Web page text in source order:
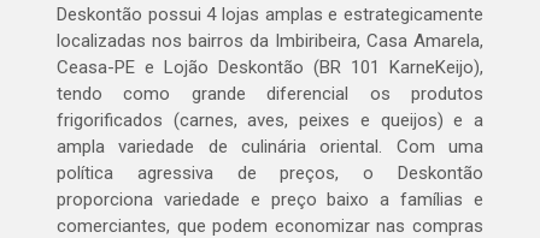
Deskontão possui 4 lojas amplas e estrategicamente
localizadas nos bairros da Imbiribeira, Casa Amarela,
Ceasa-PE e Lojão Deskontão (BR 101 KarneKeijo),
tendo como grande diferencial os produtos
frigorificados (carnes, aves, peixes e queijos) e a
ampla variedade de culinária oriental. Com uma
política agressiva de preços, o Deskontão
proporciona variedade e preço baixo a famílias e
comerciantes, que podem economizar nas compras